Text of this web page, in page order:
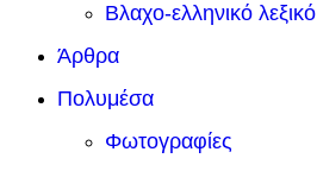
Βλαχο-ελληνικό λεξικό
Άρθρα
Πολυμέσα
Φωτογραφίες